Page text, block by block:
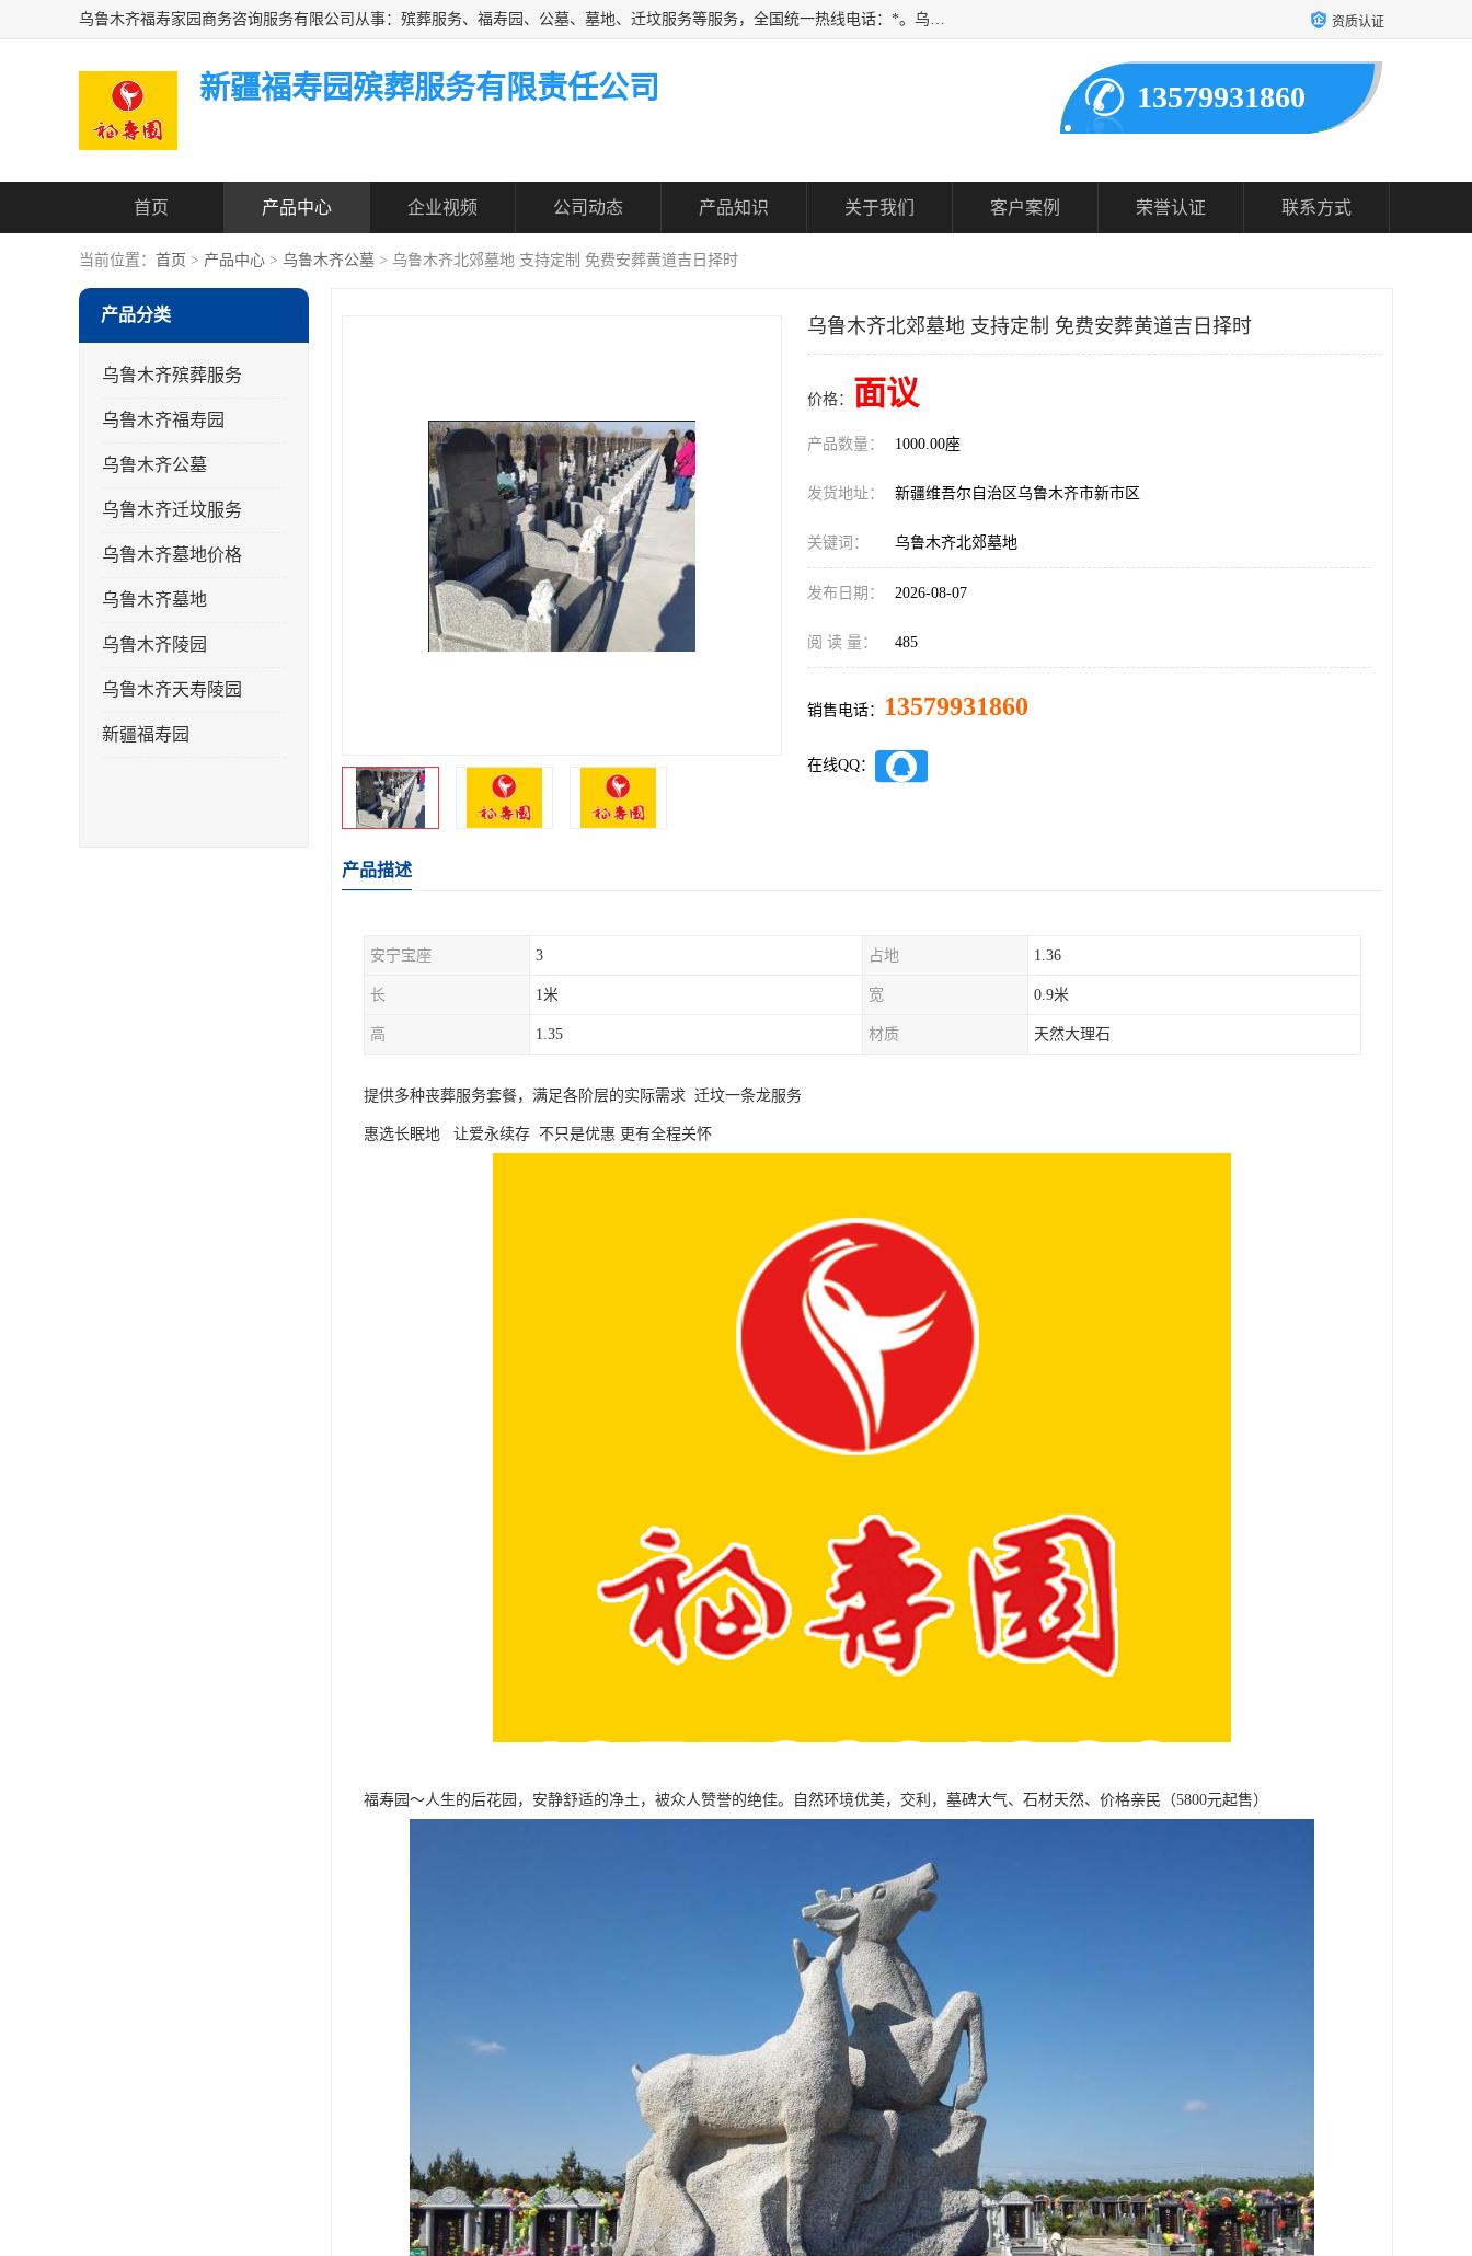
乌鲁木齐福寿家园商务咨询服务有限公司从事：殡葬服务、福寿园、公墓、墓地、迁坟服务等服务，全国统一热线电话：*。乌鲁木齐福寿家园商务咨询服务有限公司提供多种一条龙服务套餐，满足各阶层的实际需求。实实在在做到省心、省力、省钱。 资质认证
新疆福寿园殡葬服务有限责任公司 13579931860
首页 产品中心 企业视频 公司动态 产品知识 关于我们 客户案例 荣誉认证 联系方式
当前位置： 首页 > 产品中心 > 乌鲁木齐公墓 > 乌鲁木齐北郊墓地 支持定制 免费安葬黄道吉日择时
产品分类
乌鲁木齐殡葬服务
乌鲁木齐福寿园
乌鲁木齐公墓
乌鲁木齐迁坟服务
乌鲁木齐墓地价格
乌鲁木齐墓地
乌鲁木齐陵园
乌鲁木齐天寿陵园
新疆福寿园
乌鲁木齐北郊墓地 支持定制 免费安葬黄道吉日择时
价格： 面议
产品数量： 1000.00座
发货地址： 新疆维吾尔自治区乌鲁木齐市新市区
关键词： 乌鲁木齐北郊墓地
发布日期： 2026-08-07
阅 读 量： 485
销售电话： 13579931860
在线QQ：
产品描述
安宁宝座 3 占地 1.36
长 1米 宽 0.9米
高 1.35 材质 天然大理石
提供多种丧葬服务套餐，满足各阶层的实际需求 迁坟一条龙服务
惠选长眠地 让爱永续存 不只是优惠 更有全程关怀
福寿园～人生的后花园，安静舒适的净土，被众人赞誉的绝佳。自然环境优美，交利，墓碑大气、石材天然、价格亲民（5800元起售）